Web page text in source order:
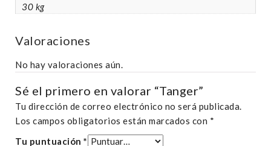
30 kg
Valoraciones
No hay valoraciones aún.
Sé el primero en valorar “Tanger”
Tu dirección de correo electrónico no será publicada.
Los campos obligatorios están marcados con *
Tu puntuación *